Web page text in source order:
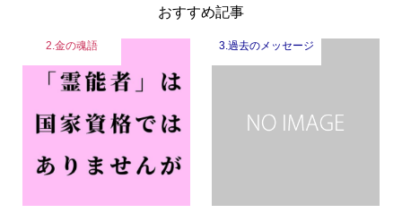
おすすめ記事
2.金の魂語 3.過去のメッセージ